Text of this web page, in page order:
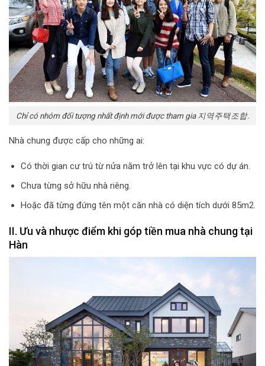
Chỉ có nhóm đối tượng nhất định mới được tham gia 지역주택조합.
Nhà chung được cấp cho những ai:
Có thời gian cư trú từ nửa năm trở lên tại khu vực có dự án.
Chưa từng sở hữu nhà riêng.
Hoặc đã từng đứng tên một căn nhà có diện tích dưới 85m2.
II. Ưu và nhược điểm khi góp tiền mua nhà chung tại
Hàn